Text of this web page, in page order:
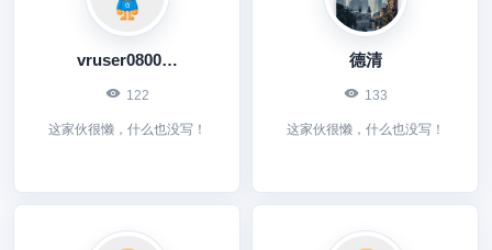
vruser0800678700
122
这家伙很懒，什么也没写！
德清
133
这家伙很懒，什么也没写！